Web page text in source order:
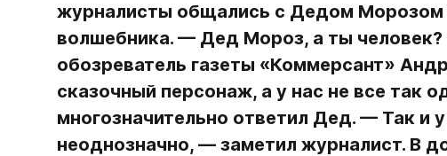
журналисты общались с Дедом Морозом
волшебника. — Дед Мороз, а ты
обозреватель газеты «Коммерсант»
сказочный персонаж, а у нас не все так
многозначительно ответил Дед. — Так и
неоднозначно, — заметил журналист. В